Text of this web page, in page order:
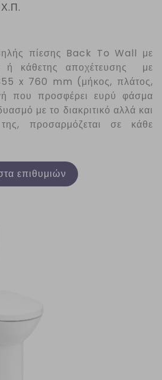
πίεσης Back To Wall με
ή κάθετης αποχέτευσης με
x 760 mm (μήκος, πλάτος,
που προσφέρει ευρύ φάσμα
με το διακριτικό αλλά και
προσαρμόζεται σε κάθε
επιθυμιών